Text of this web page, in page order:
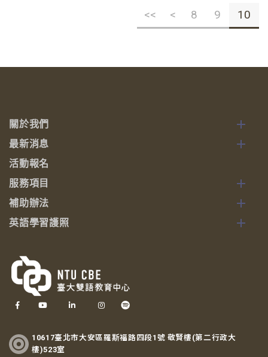
<< < 8 9 10
10617臺北市大安區羅斯福路四段1號 敬賢樓(第二行政大
樓)523室
關於我們
最新消息
活動報名
服務項目
補助辦法
英語學習護照